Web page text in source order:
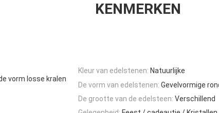
KENMERKEN
vorm losse kralen
Kleur van edelstenen: Natuurlijke
De vorm van edelstenen: Gevelvormige
De grootte van de edelsteen: Verschillend